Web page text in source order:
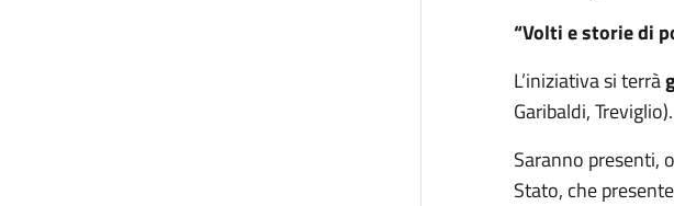
“Volti e storie di
L’iniziativa si terrà
Garibaldi, Treviglio).
Saranno presenti,
Stato, che